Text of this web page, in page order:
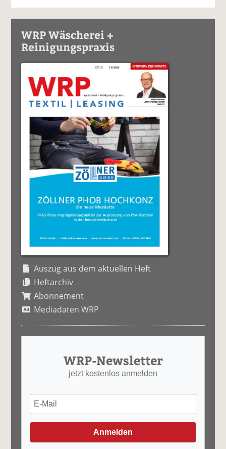
WRP Wäscherei +
Reinigungspraxis
Auszug aus dem aktuellen Heft
Heftarchiv
Abonnement
Mediadaten WRP
WRP-Newsletter
jetzt kostenlos anmelden
Anmelden